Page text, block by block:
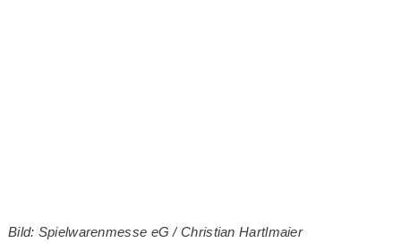
Bild: Spielwarenmesse eG / Christian Hartlmaier